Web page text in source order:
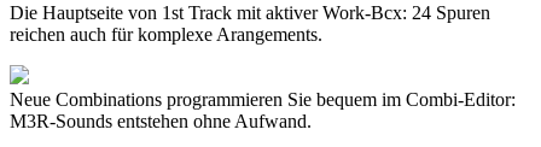
Die Hauptseite von 1st Track mit aktiver Work-Bcx: 24 Spuren
reichen auch für komplexe Arangements.
Neue Combinations programmieren Sie bequem im Combi-Editor:
M3R-Sounds entstehen ohne Aufwand.